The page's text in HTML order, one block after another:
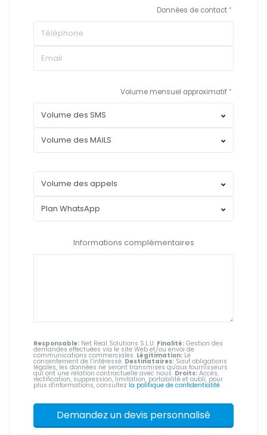
Données de contact
Volume mensuel approximatif
Informations complémentaires
Responsable: Net Real Solutions S.L.U. Finalité: Gestion des
demandes effectuées via le site Web et/ou envoi de
communications commerciales. Légitimation: Le
consentement de l’intéressé. Destinataires: Sauf obligations
légales, les données ne seront transmises qu'aux fournisseurs
qui ont une relation contractuelle avec nous. Droits: Accès,
rectification, suppression, limitation, portabilité et oubli, pour
plus d'informations, consultez la politique de confidentialité .